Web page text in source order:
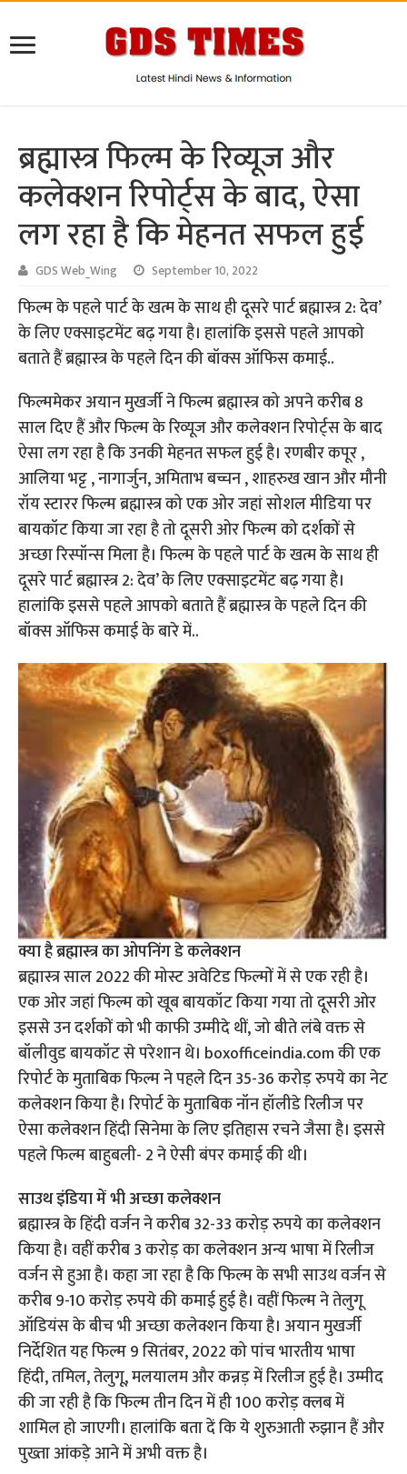
ब्रह्मास्त्र फिल्म के रिव्यूज और
कलेक्शन रिपोर्ट्स के बाद, ऐसा
लग रहा है कि मेहनत सफल हुई
GDS Web_Wing September 10, 2022
फिल्म के पहले पार्ट के खत्म के साथ ही दूसरे पार्ट ब्रह्मास्त्र 2: देव’
के लिए एक्साइटमेंट बढ़ गया है। हालांकि इससे पहले आपको
बताते हैं ब्रह्मास्त्र के पहले दिन की बॉक्स ऑफिस कमाई..
फिल्ममेकर अयान मुखर्जी ने फिल्म ब्रह्मास्त्र को अपने करीब 8
साल दिए हैं और फिल्म के रिव्यूज और कलेक्शन रिपोर्ट्स के बाद
ऐसा लग रहा है कि उनकी मेहनत सफल हुई है। रणबीर कपूर ,
आलिया भट्ट , नागार्जुन, अमिताभ बच्चन , शाहरुख खान और मौनी
रॉय स्टारर फिल्म ब्रह्मास्त्र को एक ओर जहां सोशल मीडिया पर
बायकॉट किया जा रहा है तो दूसरी ओर फिल्म को दर्शकों से
अच्छा रिस्पॉन्स मिला है। फिल्म के पहले पार्ट के खत्म के साथ ही
दूसरे पार्ट ब्रह्मास्त्र 2: देव’ के लिए एक्साइटमेंट बढ़ गया है।
हालांकि इससे पहले आपको बताते हैं ब्रह्मास्त्र के पहले दिन की
बॉक्स ऑफिस कमाई के बारे में..
क्या है ब्रह्मास्त्र का ओपनिंग डे कलेक्शन
ब्रह्मास्त्र साल 2022 की मोस्ट अवेटिड फिल्मों में से एक रही है।
एक ओर जहां फिल्म को खूब बायकॉट किया गया तो दूसरी ओर
इससे उन दर्शकों को भी काफी उम्मीदे थीं, जो बीते लंबे वक्त से
बॉलीवुड बायकॉट से परेशान थे। boxofficeindia.com की एक
रिपोर्ट के मुताबिक फिल्म ने पहले दिन 35-36 करोड़ रुपये का नेट
कलेक्शन किया है। रिपोर्ट के मुताबिक नॉन हॉलीडे रिलीज पर
ऐसा कलेक्शन हिंदी सिनेमा के लिए इतिहास रचने जैसा है। इससे
पहले फिल्म बाहुबली- 2 ने ऐसी बंपर कमाई की थी।
साउथ इंडिया में भी अच्छा कलेक्शन
ब्रह्मास्त्र के हिंदी वर्जन ने करीब 32-33 करोड़ रुपये का कलेक्शन
किया है। वहीं करीब 3 करोड़ का कलेक्शन अन्य भाषा में रिलीज
वर्जन से हुआ है। कहा जा रहा है कि फिल्म के सभी साउथ वर्जन से
करीब 9-10 करोड़ रुपये की कमाई हुई है। वहीं फिल्म ने तेलुगू
ऑडियंस के बीच भी अच्छा कलेक्शन किया है। अयान मुखर्जी
निर्देशित यह फिल्म 9 सितंबर, 2022 को पांच भारतीय भाषा
हिंदी, तमिल, तेलुगू, मलयालम और कन्नड़ में रिलीज हुई है। उम्मीद
की जा रही है कि फिल्म तीन दिन में ही 100 करोड़ क्लब में
शामिल हो जाएगी। हालांकि बता दें कि ये शुरुआती रुझान हैं और
पुख्ता आंकड़े आने में अभी वक्त है।